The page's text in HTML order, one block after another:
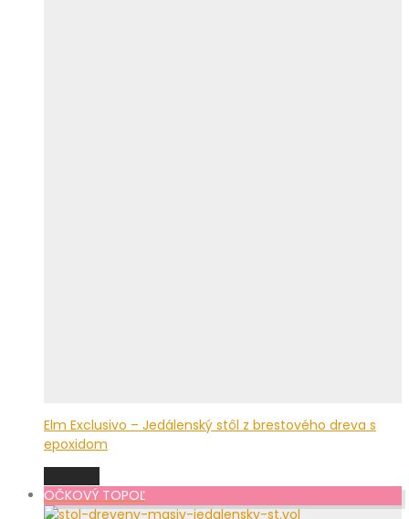
Elm Exclusivo – Jedálenský stôl z brestového dreva s
epoxidom
OČKOVÝ TOPOĽ